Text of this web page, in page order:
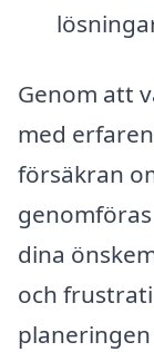
Genom att
med
försäkran
dina
och